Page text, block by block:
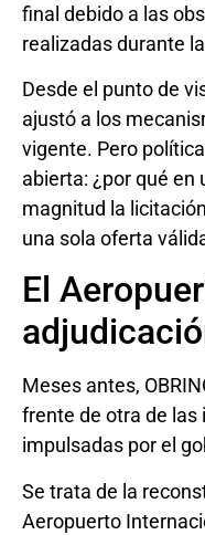
final debido a las
realizadas durante
Desde el punto de
ajustó a los
vigente. Pero
abierta: ¿por qué en
magnitud la
una sola oferta
El
Meses antes,
frente de otra de
impulsadas por el
Se trata de la
Aeropuerto